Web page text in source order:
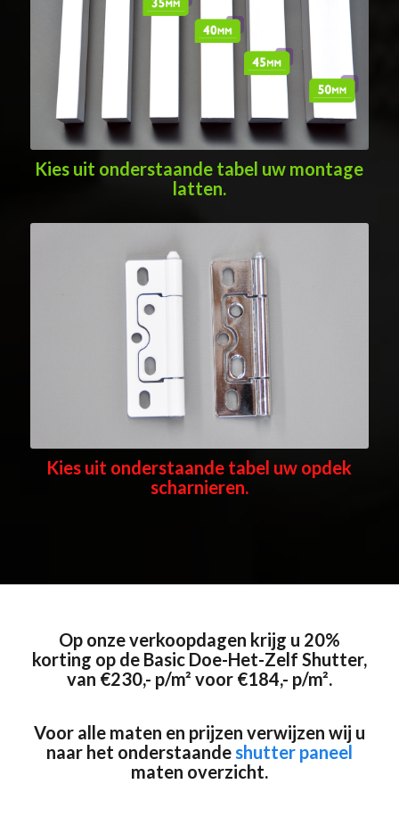
Kies uit onderstaande tabel uw montage
latten.
Kies uit onderstaande tabel uw opdek
scharnieren.
Op onze verkoopdagen krijg u 20%
korting op de Basic Doe-Het-Zelf Shutter,
van €230,- p/m² voor €184,- p/m².
Voor alle maten en prijzen verwijzen wij u
naar het onderstaandeshutter paneel
maten overzicht.